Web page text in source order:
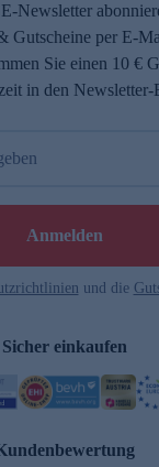
Newsletter
Gutscheine per E-
Sie einen 10 €
in den
Anmelden
und die
Sicher einkaufen